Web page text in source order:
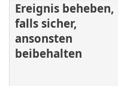
Ereignis beheben,
falls sicher,
ansonsten
beibehalten